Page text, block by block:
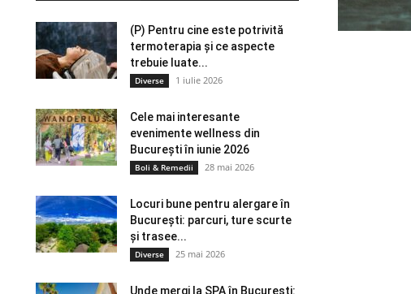
(P) Pentru cine este potrivită
termoterapia și ce aspecte
trebuie luate...
Diverse 1 iulie 2026
Cele mai interesante
evenimente wellness din
București în iunie 2026
Boli & Remedii 28 mai 2026
Locuri bune pentru alergare în
București: parcuri, ture scurte
și trasee...
Diverse 25 mai 2026
Unde mergi la SPA în București: